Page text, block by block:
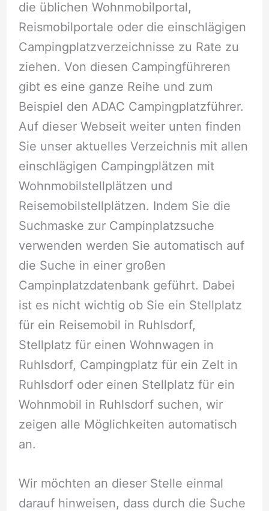
die üblichen Wohnmobilportal,
Reismobilportale oder die einschlägigen
Campingplatzverzeichnisse zu Rate zu
ziehen. Von diesen Campingführeren
gibt es eine ganze Reihe und zum
Beispiel den ADAC Campingplatzführer.
Auf dieser Webseit weiter unten finden
Sie unser aktuelles Verzeichnis mit allen
einschlägigen Campingplätzen mit
Wohnmobilstellplätzen und
Reisemobilstellplätzen. Indem Sie die
Suchmaske zur Campinplatzsuche
verwenden werden Sie automatisch auf
die Suche in einer großen
Campinplatzdatenbank geführt. Dabei
ist es nicht wichtig ob Sie ein Stellplatz
für ein Reisemobil in Ruhlsdorf,
Stellplatz für einen Wohnwagen in
Ruhlsdorf, Campingplatz für ein Zelt in
Ruhlsdorf oder einen Stellplatz für ein
Wohnmobil in Ruhlsdorf suchen, wir
zeigen alle Möglichkeiten automatisch
an.
Wir möchten an dieser Stelle einmal
darauf hinweisen, dass durch die Suche